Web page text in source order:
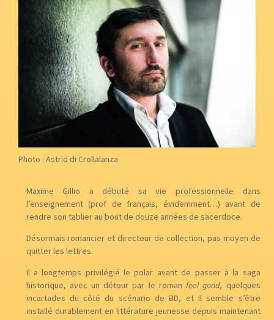
Photo : Astrid di Crollalanza
Maxime Gillio a débuté sa vie professionnelle dans
l’enseignement (prof de français, évidemment…) avant de
rendre son tablier au bout de douze années de sacerdoce.
Désormais romancier et directeur de collection, pas moyen de
quitter les lettres.
Il a longtemps privilégié le polar avant de passer à la saga
historique, avec un détour par le romanfeel good, quelques
incartades du côté du scénario de BD, et il semble s’être
installé durablement en littérature jeunesse depuis maintenant